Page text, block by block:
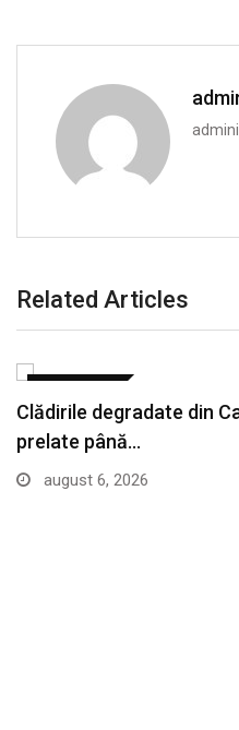
Related Articles
Clădirile degradate din
prelate până…
august 6, 2026